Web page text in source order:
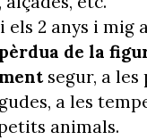
els 2 anys i mig
de la
segur, a les
a les
animals.